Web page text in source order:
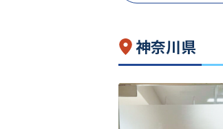
神奈川県